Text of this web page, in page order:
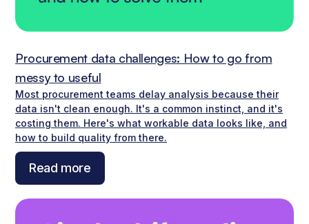
Procurement data challenges: How to go from
messy to useful
Most procurement teams delay analysis because their
data isn't clean enough. It's a common instinct, and it's
costing them. Here's what workable data looks like, and
how to build quality from there.
Read more